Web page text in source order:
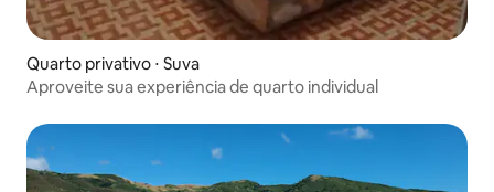
Quarto privativo ⋅ Suva
Aproveite sua experiência de quarto individual